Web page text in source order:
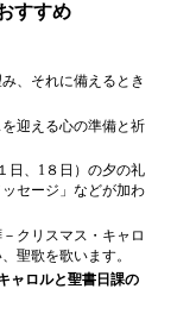
すすめ
、それに備えるとき
迎える心の準備と祈
日、1８日）の夕の礼
セージ」などが加わ
クリスマス・キャロ
聖歌を歌います。
ャロルと聖書日課の